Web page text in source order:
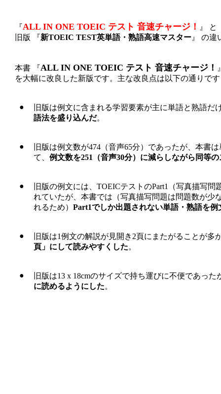
『ALL IN ONE TOEIC テスト 音速チャージ！
』 と
旧版 『新TOEIC TEST英単語・熟語高速マスター 』 の違
本書 『ALL IN ONE TOEIC テスト 音速チャージ！
を大幅に改良した新版です。主な改良点は以下の通りで
●
旧版は例文に含まれる学習要素が主に単語と熟語だ
語法を盛り込んだ。
●
旧版は例文数が474（音声65分）であったが、本書
て、 例文数を251（音声30分）に減らしながら同等
●
旧版の例文には、TOEICテストのPart1（写真描写
れていたが、本書では（写真描写問題は問題数が少
れるため） Part1でしか出題されない単語・熟語を例
●
旧版は1例文の解説が見開き2頁にまたがることが
頁」にして読みやすくした。
●
旧版は13 x 18cmのサイズで持ち運びに不便であった
に読めるようにした。